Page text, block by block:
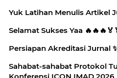
Yuk Latihan Menulis Artikel
Selamat Sukses Yaa
Persiapan Akreditasi Jurnal
Sahabat-sahabat Protokol